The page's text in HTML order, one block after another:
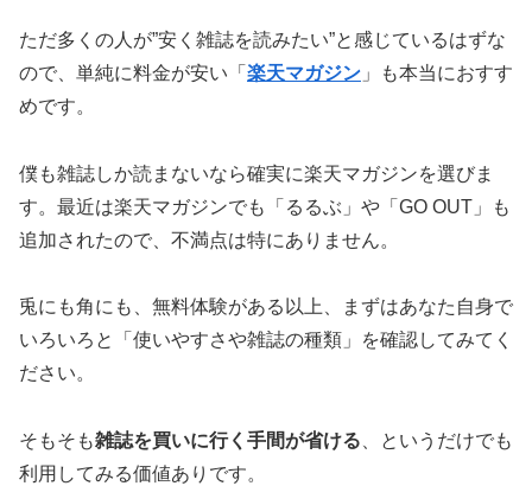
ただ多くの人が”安く雑誌を読みたい”と感じているはずな
ので、単純に料金が安い「 楽天マガジン 」も本当におすす
めです。
僕も雑誌しか読まないなら確実に楽天マガジンを選びま
す。最近は楽天マガジンでも「るるぶ」や「GO OUT」も
追加されたので、不満点は特にありません。
兎にも角にも、無料体験がある以上、まずはあなた自身で
いろいろと「使いやすさや雑誌の種類」を確認してみてく
ださい。
そもそも雑誌を買いに行く手間が省ける 、というだけでも
利用してみる価値ありです。